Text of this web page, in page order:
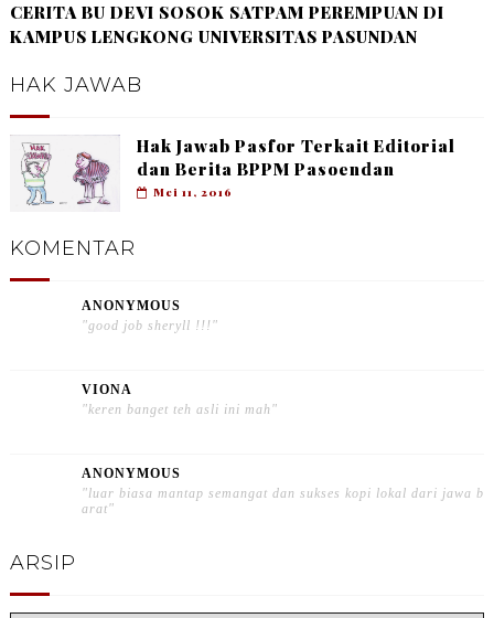
CERITA BU DEVI SOSOK SATPAM PEREMPUAN DI
KAMPUS LENGKONG UNIVERSITAS PASUNDAN
HAK JAWAB
Hak Jawab Pasfor Terkait Editorial
dan Berita BPPM Pasoendan
Mei 11, 2016
KOMENTAR
ANONYMOUS
"good job sheryll !!!"
VIONA
"keren banget teh asli ini mah"
ANONYMOUS
"luar biasa mantap semangat dan sukses kopi lokal dari jawa b
arat"
ARSIP